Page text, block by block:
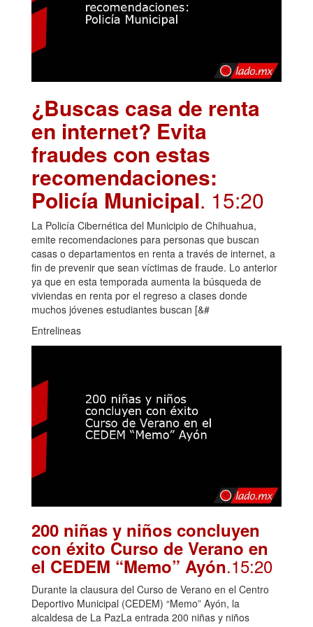
¿Buscas casa de renta
en internet? Evita
fraudes con estas
recomendaciones:
Policía Municipal. 15:20
La Policía Cibernética del Municipio de Chihuahua,
emite recomendaciones para personas que buscan
casas o departamentos en renta a través de internet, a
fin de prevenir que sean víctimas de fraude. Lo anterior
ya que en esta temporada aumenta la búsqueda de
viviendas en renta por el regreso a clases donde
muchos jóvenes estudiantes buscan [&#
Entrelineas
200 niñas y niños concluyen
con éxito Curso de Verano en
el CEDEM “Memo” Ayón.15:20
Durante la clausura del Curso de Verano en el Centro
Deportivo Municipal (CEDEM) “Memo” Ayón, la
alcaldesa de La PazLa entrada 200 niñas y niños